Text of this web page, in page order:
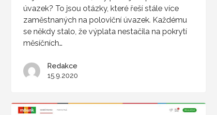
úvazek? To jsou otázky, které řeší stále více
zaměstnaných na poloviční úvazek. Každému
se někdy stalo, že výplata nestačila na pokrytí
měsíčních…
Redakce
15.9.2020